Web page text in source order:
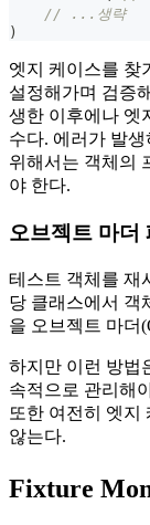
// ...생략
)
엣지 케이스를 찾
설정해가며 검증
생한 이후에나 엣
수다. 에러가 발
위해서는 객체의
야 한다.
오브젝트 마더
테스트 객체를 재
당 클래스에서 객
을 오브젝트 마더
하지만 이런 방법
속적으로 관리해
또한 여전히 엣지
않는다.
Fixture